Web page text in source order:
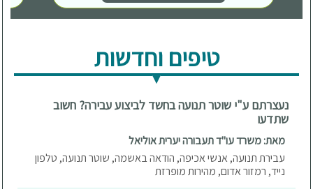
טיפים וחדשות
נעצרתם ע"י שוטר תנועה בחשד לביצוע עבירה? חשוב
שתדעו
מאת: משרד עו"ד תעבורה יערית אוליאל
עבירת תנועה, אנשי אכיפה, הודאה באשמה, שוטר תנועה, טלפון
נייד, רמזור אדום, מהירות מופרזת